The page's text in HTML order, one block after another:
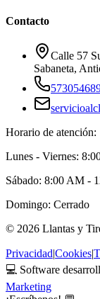
Contacto
Calle 57
Sabaneta,
Horario de atención:
Lunes - Viernes:
Sábado: 8:00 AM -
Domingo: Cerrado
© 2026 Llantas y
Privacidad|Cookies|
💻 Software
Marketing